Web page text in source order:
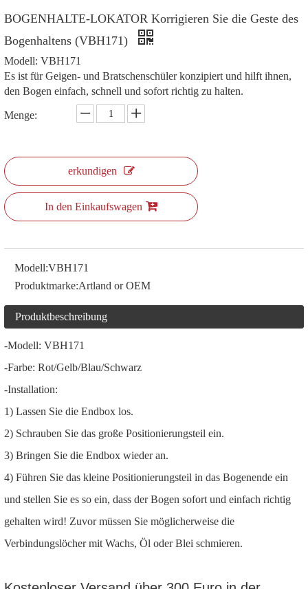
BOGENHALTE-LOKATOR Korrigieren Sie die Geste des
Bogenhaltens (VBH171)
Modell: VBH171
Es ist für Geigen- und Bratschenschüler konzipiert und hilft ihnen,
den Bogen einfach, schnell und sofort richtig zu halten.
Menge:
erkundigen
In den Einkaufswagen
Modell:VBH171
Produktmarke:Artland or OEM
Produktbeschreibung
-Modell: VBH171
-Farbe: Rot/Gelb/Blau/Schwarz
-Installation:
1) Lassen Sie die Endbox los.
2) Schrauben Sie das große Positionierungsteil ein.
3) Bringen Sie die Endbox wieder an.
4) Führen Sie das kleine Positionierungsteil in das Bogenende ein
und stellen Sie es so ein, dass der Bogen sofort und einfach richtig
gehalten wird! Zuvor müssen Sie möglicherweise die
Verbindungslöcher mit Wachs, Öl oder Blei schmieren.